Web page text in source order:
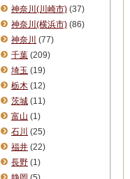
神奈川(川崎市) (37)
神奈川(横浜市) (86)
神奈川 (77)
千葉 (209)
埼玉 (19)
栃木 (12)
茨城 (11)
富山 (1)
石川 (25)
福井 (22)
長野 (1)